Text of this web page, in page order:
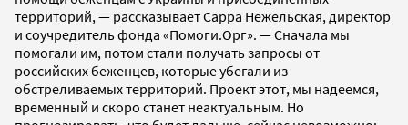
территорий, — рассказывает Сарра Нежельская, директор
и соучредитель фонда «Помоги.Орг». — Сначала мы
помогали им, потом стали получать запросы от
российских беженцев, которые убегали из
обстреливаемых территорий. Проект этот, мы надеемся,
временный и скоро станет неактуальным. Но